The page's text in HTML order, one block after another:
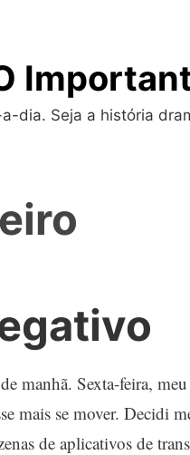
dia. Seja a história
manhã. Sexta-feira,
mais se mover. Decidi
de aplicativos de